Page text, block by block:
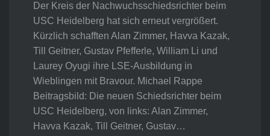
Der Kreis der Nachwuchsschiedsrichter beim
USC Heidelberg hat sich erneut vergrößert.
Kürzlich schafften Alan Zimmer, Havva Kazak,
Till Geitner, Gustav Pfefferle, William Li und
Laurey Oyugi ihre LSE-Ausbildung in
Wieblingen mit Bravour. Michael Rappe
Beitragsbild: Die neuen Schiedsrichter beim
USC Heidelberg, von links: Alan Zimmer,
Havva Kazak, Till Geitner, Gustav…